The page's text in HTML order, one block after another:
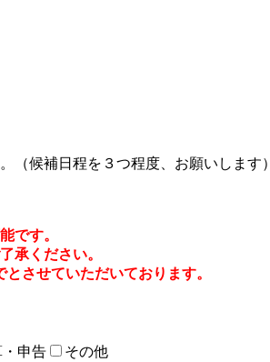
（候補日程を３つ程度、お願いします）
です。
承ください。
させていただいております。
申告
その他